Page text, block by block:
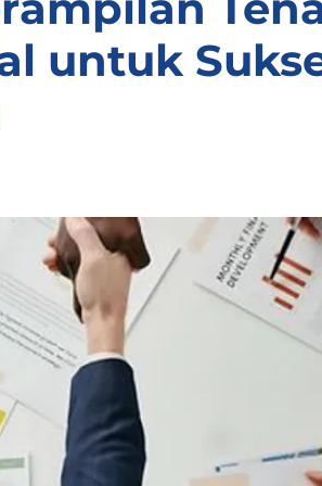
untuk